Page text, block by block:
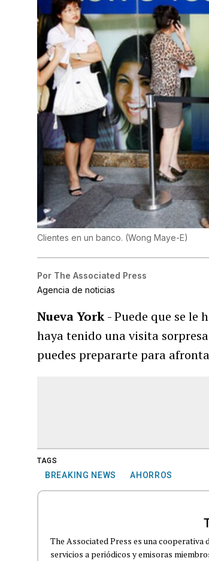
Clientes en un banco. (Wong Maye-E)
Por The Associated Press
Agencia de noticias
Nueva York- Puede que se le
haya tenido una visita
puedes prepararte para
TAGS
BREAKING NEWS AHORROS
The Associated Press es una cooperativa
servicios a periódicos y emisoras